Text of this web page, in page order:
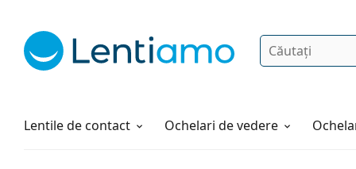
Căutare
Lentile de contact
Soluții Ochelari de vedere
Cum comandați